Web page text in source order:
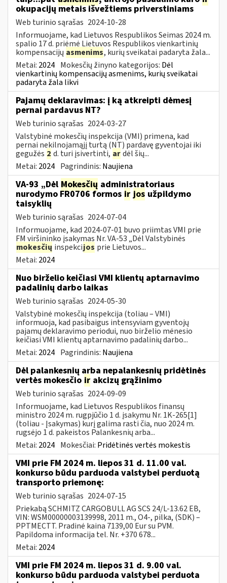
okupacijų metais išvežtiems priverstiniams
Web turinio sąrašas 2024-10-28
Informuojame, kad Lietuvos Respublikos Seimas 2024 m.
spalio 17 d. priėmė Lietuvos Respublikos vienkartinių
kompensacijų asmenims, kurių sveikatai padaryta žala...
Metai: 2024 Mokesčių žinyno kategorijos: Dėl
vienkartinių kompensacijų asmenims, kurių sveikatai
padaryta žala likvi
Pajamų deklaravimas: į ką atkreipti dėmesį
pernai pardavus NT?
Web turinio sąrašas 2024-03-27
Valstybinė mokesčių inspekcija (VMI) primena, kad
pernai nekilnojamąjį turtą (NT) pardavę gyventojai iki
gegužės 2 d. turi įsivertinti, ardėl šių...
Metai: 2024 Pagrindinis: Naujiena
VA-93 „Dėl Mokesčių administratoriaus
nurodymo FR0706 formos ir jos užpildymo
taisyklių
Web turinio sąrašas 2024-07-04
Informuojame, kad 2024-07-01 buvo priimtas VMI prie
FM viršininko įsakymas Nr. VA-53 „Dėl Valstybinės
mokesčių inspekcijos prie Lietuvos...
Metai: 2024
Nuo birželio keičiasi VMI klientų aptarnavimo
padalinių darbo laikas
Web turinio sąrašas 2024-05-30
Valstybinė mokesčių inspekcija (toliau – VMI)
informuoja, kad pasibaigus intensyviam gyventojų
pajamų deklaravimo periodui, nuo birželio mėnesio
keičiasi VMI klientų aptarnavimo padalinių darbo...
Metai: 2024 Pagrindinis: Naujiena
Dėl palankesnių arba nepalankesnių pridėtinės
vertės mokesčio ir akcizų grąžinimo
Web turinio sąrašas 2024-09-09
Informuojame, kad Lietuvos Respublikos finansų
ministro 2024 m. rugpjūčio 1 d. įsakymu Nr. 1K-265[1]
(toliau - Įsakymas) kurį galima rasti čia, nuo 2024 m.
rugsėjo 1 d. pakeistos Palankesnių arba...
Metai: 2024 Mokesčiai: Pridėtinės vertės mokestis
VMI prie FM 2024 m. liepos 31 d. 11.00 val.
konkurso būdu parduoda valstybei perduotą
transporto priemonę:
Web turinio sąrašas 2024-07-15
Priekabą SCHMITZ CARGOBULL AG SCS 24/L-13.62 EB,
VIN: WSM00000003139998, 2011 m., O4-, pilka, (SDK) –
PPTMECTT. Pradinė kaina 7139,00 Eur su PVM.
Papildoma informacija tel. Nr. +370 678...
Metai: 2024
VMI prie FM 2024 m. liepos 31 d. 9.00 val.
konkurso būdu parduoda valstybei perduota